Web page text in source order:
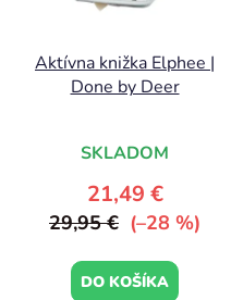
Aktívna knižka Elphee |
Done by Deer
SKLADOM
21,49 €
29,95 € (–28 %)
DO KOŠÍKA